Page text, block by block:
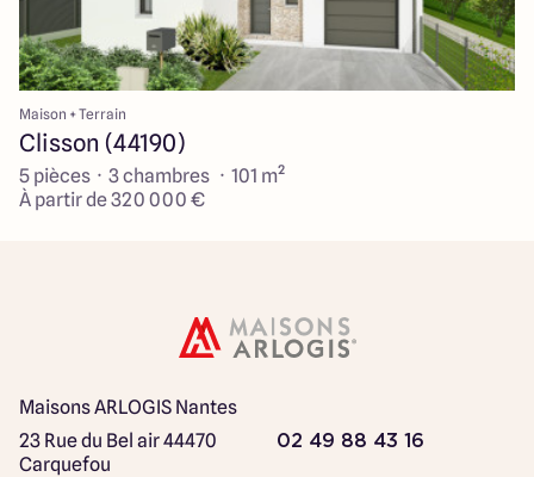
Maison + Terrain
Clisson (44190)
5 pièces · 3 chambres · 101 m²
À partir de 320 000 €
Maisons ARLOGIS Nantes
23 Rue du Bel air44470
Carquefou
02 49 88 43 16